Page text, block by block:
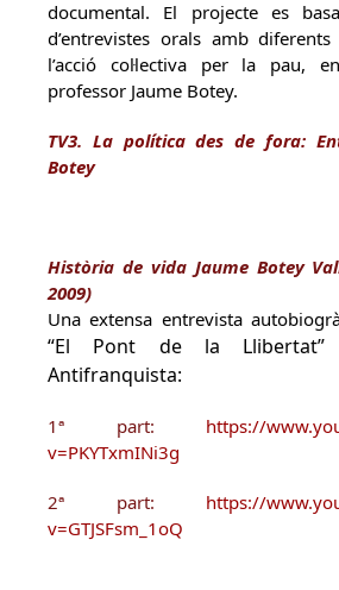
documental. El projecte es
d’entrevistes orals amb
l’acció col·lectiva per la pau,
professor Jaume Botey.
TV3. La política des de fora:
Botey
Història de vida Jaume Botey
2009)
Una extensa entrevista
“El Pont de la Llibertat”
Antifranquista:
1ª part:
https://
v=PKYTxmINi3g
2ª part:
https://
v=GTJSFsm_1oQ